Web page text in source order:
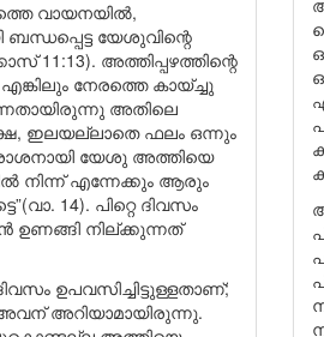
വായനയിൽ,
യേശുവിന്റെ
11:13). അത്തിപ്പഴത്തിന്റെ
നേരത്തെ കായ്ച്ചു
അതിലെ
ഇലയല്ലാതെ ഫലം ഒന്നും
യേശു അത്തിയെ
നിന്ന് എന്നേക്കും ആരും
14). പിറ്റെ ദിവസം
ഉണങ്ങി നില്ക്കുന്നത്
ഉപവസിച്ചിട്ടുള്ളതാണ്;
അറിയാമായിരുന്നു.